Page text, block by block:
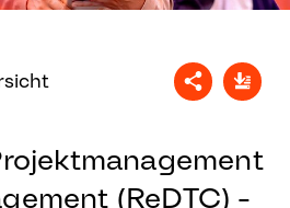
(ReDTC) -